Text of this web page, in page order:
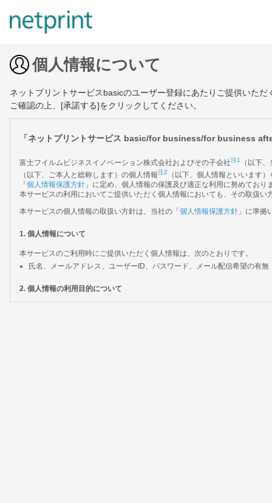
個人情報について
ネットプリントサービスbasicのユーザー登録にあたりご提供いた
ご確認の上、[承諾する]をクリックしてください。